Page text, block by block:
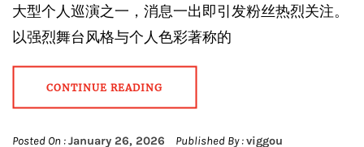
大型个人巡演之一，消息一出即引发粉丝热烈关注。
以强烈舞台风格与个人色彩著称的
CONTINUE READING
Posted On :January 26, 2026 Published By :viggou